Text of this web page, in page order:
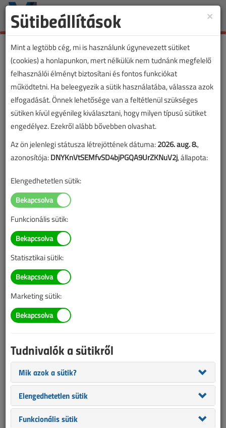
Toggle
Üzembe állt Magyarország
legnagyobb akkumulátoros
energiatároló-rendszere
2026. június 11. |
×
Sütibeállítások
Mint a legtöbb cég, mi is használunk úgynevezett sütiket
(cookies) a honlapunkon, mert nélkülük nem tudnánk megfelelő
felhasználói élményt biztosítani és fontos funkciókat
működtetni. Ha beleegyezik a sütik használatába, válassza azok
elfogadását. Önnek lehetősége van a feltétlenül szükséges
sütiken kívül egyénileg kiválasztani, hogy milyen típusú sütiket
engedélyez. Ezekről alább bővebben olvashat.
Az ön jelenlegi státusza létrejöttének dátuma:2026. aug. 8.,
azonosítója:DNYKnVtSEMfvSD4bjPGQA9UrZKNuV2j, állapota:
Elengedhetetlen sütik:
Funkcionális sütik:
Statisztikai sütik:
Marketing sütik:
Tudnivalók a sütikről
Mik azok a sütik?
Elengedhetetlen sütik
Funkcionális sütik